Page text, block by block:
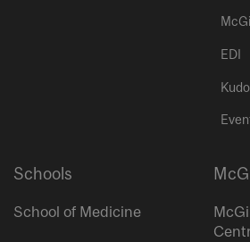
EDI
Schools
School of Medicine